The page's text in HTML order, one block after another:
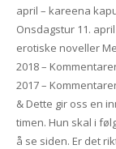
april – kareena
Onsdagstur 11.
erotiske noveller
2018 –
2017 –
& Dette gir oss en
timen. Hun skal i
å se siden. Er det